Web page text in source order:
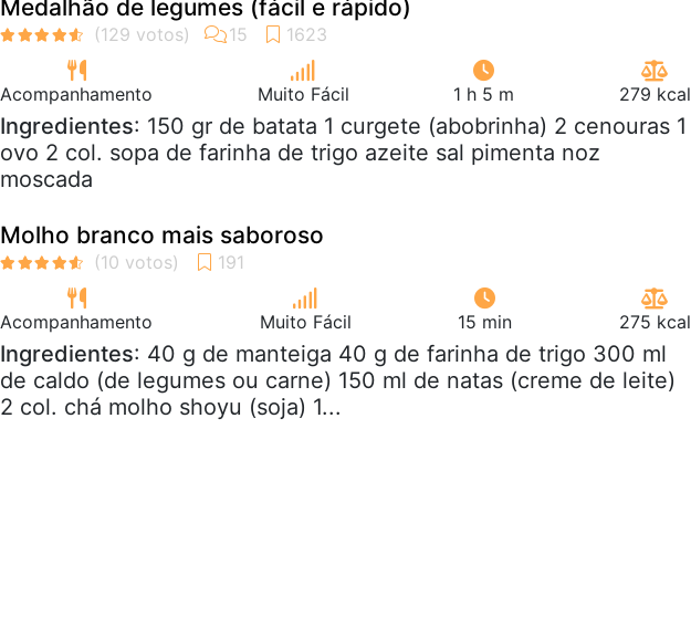
Medalhão de legumes (fácil e rápido)
Acompanhamento Muito Fácil 1 h 5 m 279 kcal
Ingredientes: 150 gr de batata 1 curgete (abobrinha) 2 cenouras 1
ovo 2 col. sopa de farinha de trigo azeite sal pimenta noz
moscada
Molho branco mais saboroso
Acompanhamento Muito Fácil 15 min 275 kcal
Ingredientes: 40 g de manteiga 40 g de farinha de trigo 300 ml
de caldo (de legumes ou carne) 150 ml de natas (creme de leite)
2 col. chá molho shoyu (soja) 1...